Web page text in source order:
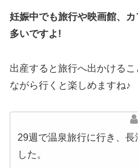
妊娠中でも旅行や映画館、
多いですよ!
出産すると旅行へ出かける
ながら行くと楽しめますね♪
29週で温泉旅行に行き、
した。